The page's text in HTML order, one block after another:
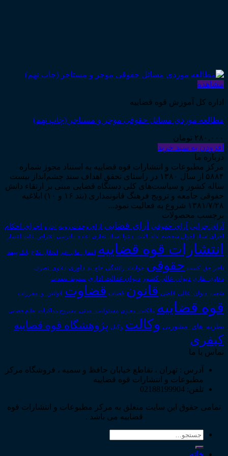
مشاهده
اداره کل آموزش قوه قضاییه
مطالعه موردی مسائل حقوقی موجر و مستاجر (چاپ نهم)
۲۸۰,۰۰۰ تومان
افزودن به سبد خرید
درباره ما
مرکز مطبوعات و انتشارات قوه قضاییه به استناد مجوز شماره
۵۸۸۴ از سال ۱۳۸۰ در راستای تحقق اهداف سند چشم‌انداز بیست
ساله کشور و سیاست‌های کلی دستگاه قضایی مبنی بر ارتقاء دانش
حقوقی جامعه و ترویج فرهنگ قانونمداری (بند ۱۶ و ۱۰) ابلاغیه
۱۳۸۱/۷/۲۸ شروع به فعالیت نمود...
برچسب محصولات
آرای جزایی آرای حقوقی آرای قضایی آرای وحدت رویه اجاره اجرای احکام
اجرای اسناد احوال شخصیه ادله_اثبات_دعوا اسناد_تجاری اعاده_دادرسی اعتراض_ثالث اعسار
انتشارات قوه قضاییه انتقال_مال_غیر انحلال_نکاح بانک بیمه
تاجر حق_کسب حقوقی حوادث_رانندگی خلع_ید داوری دعاوی_تصرف
دعاوی_طاری دیوان عالی کشور دیوان عدالت اداری سقوط_تعهدات
شعب_دیوان_عالی قاضی قانون قضات قضاوت قوانین_و_مقررات
قوه قضاییه مالکیت_معنوی مسئولیت_مدنی مشروح مذاکرات نظام قضایی
نظریه_های_مشورتی وکالت وکیل پژوهشگاه قوه قضاییه
کیفری
تماس با ما
آدرس : تهران ، تقاطع خیابان حافظ و سمیه ، فروشگاه مرکز
مطبوعات و انتشارات قوه قضاییه
تلفن: 02188199904
تمامی حقوق این سایت متعلق به مرکز مطبوعات و انتشارات قوه
قضاییه می باشد .
جستجو
خانه